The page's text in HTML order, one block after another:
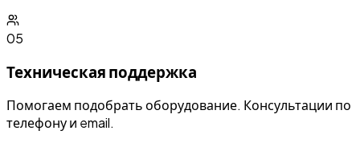
05
Техническая поддержка
Помогаем подобрать оборудование. Консультации по
телефону и email.